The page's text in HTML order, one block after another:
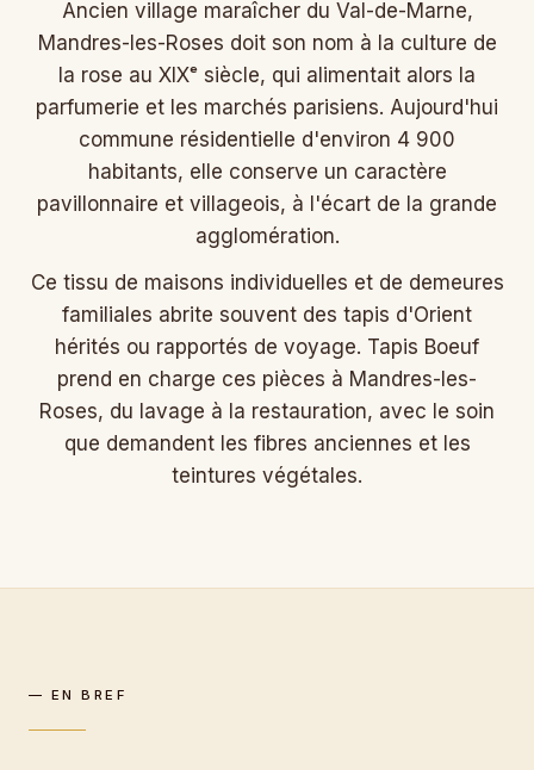
Ancien village maraîcher du Val-de-Marne,
Mandres-les-Roses doit son nom à la culture de
la rose au XIXᵉ siècle, qui alimentait alors la
parfumerie et les marchés parisiens. Aujourd'hui
commune résidentielle d'environ 4 900
habitants, elle conserve un caractère
pavillonnaire et villageois, à l'écart de la grande
agglomération.
Ce tissu de maisons individuelles et de demeures
familiales abrite souvent des tapis d'Orient
hérités ou rapportés de voyage. Tapis Boeuf
prend en charge ces pièces à Mandres-les-
Roses, du lavage à la restauration, avec le soin
que demandent les fibres anciennes et les
teintures végétales.
— EN BREF